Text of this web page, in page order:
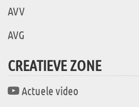
AVV
AVG
CREATIEVE ZONE
Actuele video